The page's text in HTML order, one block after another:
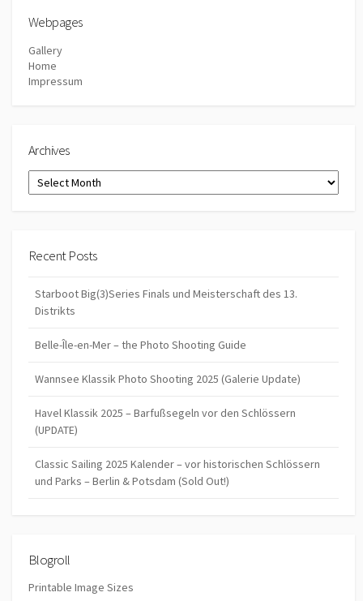
Webpages
Gallery
Home
Impressum
Archives
Archives
Recent Posts
Starboot Big(3)Series Finals und Meisterschaft des 13.
Distrikts
Belle-Île-en-Mer – the Photo Shooting Guide
Wannsee Klassik Photo Shooting 2025 (Galerie Update)
Havel Klassik 2025 – Barfußsegeln vor den Schlössern
(UPDATE)
Classic Sailing 2025 Kalender – vor historischen Schlössern
und Parks – Berlin & Potsdam (Sold Out!)
Blogroll
Printable Image Sizes